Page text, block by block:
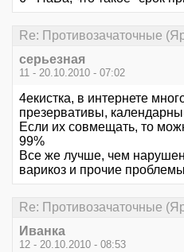
Re: Противозачаточные
серьезная
11 - 20.10.2010 - 07:02
4екистка, в интернете
презервативы,
Если их совмещать, то
99%
Все же лучше, чем
варикоз и прочие
Re: Противозачаточные
Иванка
12 - 20.10.2010 - 08:53